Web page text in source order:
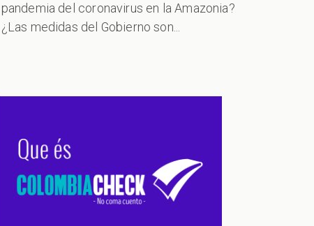
pandemia del coronavirus en la Amazonia?
¿Las medidas del Gobierno son...